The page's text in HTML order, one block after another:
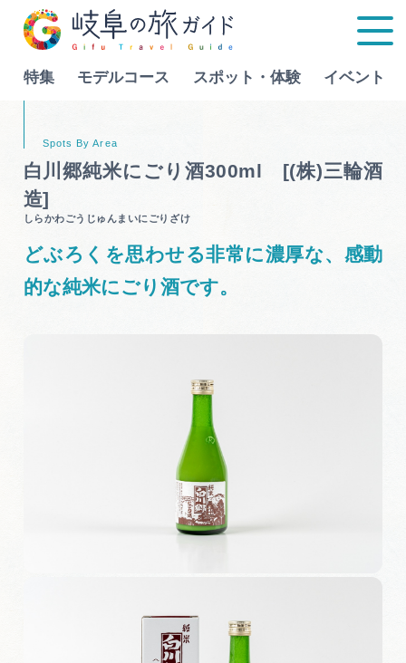
特集 モデルコース スポット・体験 イベント
モデルコース
スポット・体験
インフォメーション
Language
白川郷純米にごり酒300ml [(株)三輪酒
造]
しらかわごうじゅんまいにごりざけ
どぶろくを思わせる非常に濃厚な、感動
的な純米にごり酒です。